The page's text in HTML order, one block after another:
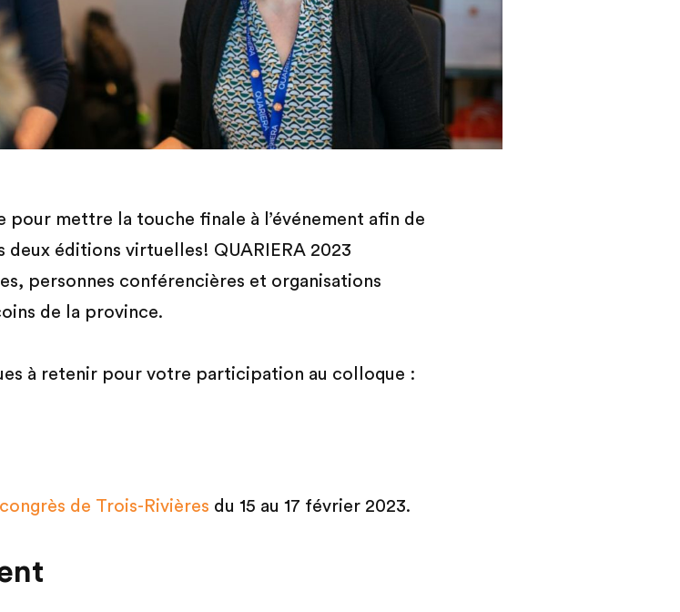
pour mettre la touche finale à l’événement afin de
deux éditions virtuelles! QUARIERA 2023
personnes conférencières et organisations
de la province.
à retenir pour votre participation au colloque :
de Trois-Rivières du 15 au 17 février 2023.